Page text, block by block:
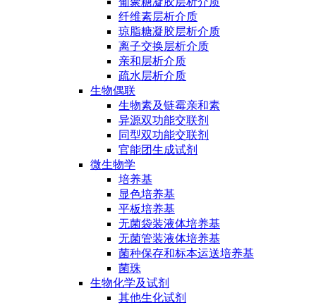
纤维素层析介质
琼脂糖凝胶层析介质
离子交换层析介质
亲和层析介质
疏水层析介质
生物偶联
生物素及链霉亲和素
异源双功能交联剂
同型双功能交联剂
官能团生成试剂
微生物学
培养基
显色培养基
平板培养基
无菌袋装液体培养基
无菌管装液体培养基
菌种保存和标本运送培养基
菌珠
生物化学及试剂
其他生化试剂